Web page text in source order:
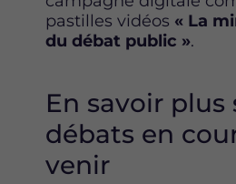
pastilles vidéos « La
du débat public ».
En savoir plus
débats en
venir